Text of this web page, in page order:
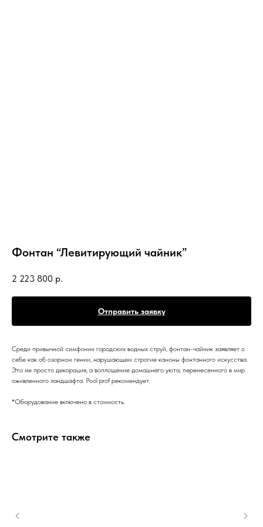
Фонтан “Левитирующий чайник”
2 223 800 р.
Отправить заявку
Среди привычной симфонии городских водных струй, фонтан-чайник заявляет о
себе как об озорном гении, нарушающем строгие каноны фонтанного искусства.
Это не просто декорация, а воплощение домашнего уюта, перенесенного в мир
оживленного ландшафта. Pool prof рекомендует.
*Оборудование включено в стоимость.
Смотрите также